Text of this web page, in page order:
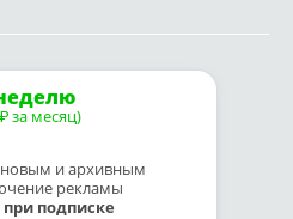
₽ за месяц)
новым и архивным
рекламы
при подписке